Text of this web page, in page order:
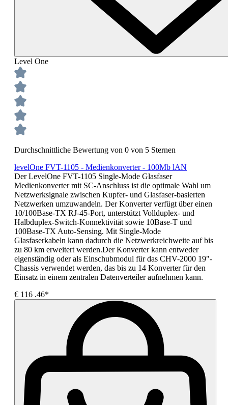
Level One
Durchschnittliche Bewertung von 0 von 5 Sternen
levelOne FVT-1105 - Medienkonverter - 100Mb lAN
Der LevelOne FVT-1105 Single-Mode Glasfaser
Medienkonverter mit SC-Anschluss ist die optimale Wahl um
Netzwerksignale zwischen Kupfer- und Glasfaser-basierten
Netzwerken umzuwandeln. Der Konverter verfügt über einen
10/100Base-TX RJ-45-Port, unterstützt Vollduplex- und
Halbduplex-Switch-Konnektivität sowie 10Base-T und
100Base-TX Auto-Sensing. Mit Single-Mode
Glasfaserkabeln kann dadurch die Netzwerkreichweite auf bis
zu 80 km erweitert werden.Der Konverter kann entweder
eigenständig oder als Einschubmodul für das CHV-2000 19"-
Chassis verwendet werden, das bis zu 14 Konverter für den
Einsatz in einem zentralen Datenverteiler aufnehmen kann.
€ 116 .46*